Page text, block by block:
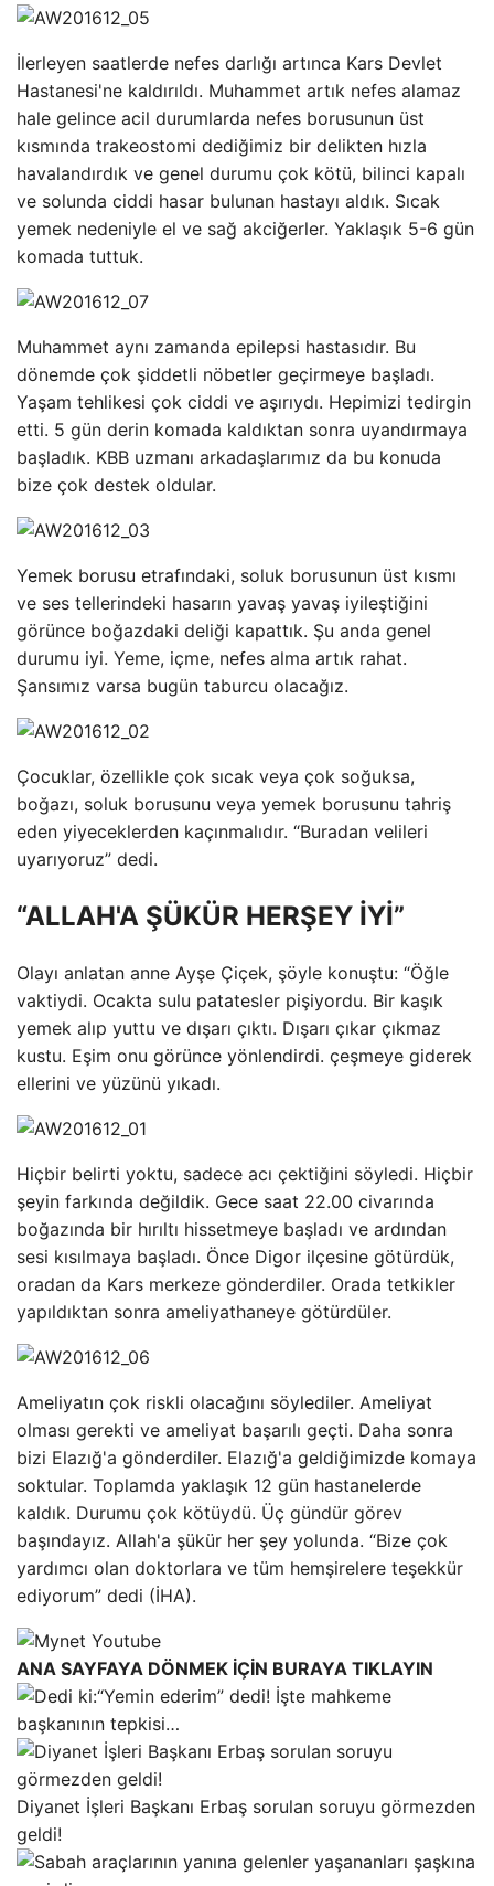
İlerleyen saatlerde nefes darlığı artınca Kars Devlet
Hastanesi'ne kaldırıldı. Muhammet artık nefes alamaz
hale gelince acil durumlarda nefes borusunun üst
kısmında trakeostomi dediğimiz bir delikten hızla
havalandırdık ve genel durumu çok kötü, bilinci kapalı
ve solunda ciddi hasar bulunan hastayı aldık. Sıcak
yemek nedeniyle el ve sağ akciğerler. Yaklaşık 5-6 gün
komada tuttuk.
Muhammet aynı zamanda epilepsi hastasıdır. Bu
dönemde çok şiddetli nöbetler geçirmeye başladı.
Yaşam tehlikesi çok ciddi ve aşırıydı. Hepimizi tedirgin
etti. 5 gün derin komada kaldıktan sonra uyandırmaya
başladık. KBB uzmanı arkadaşlarımız da bu konuda
bize çok destek oldular.
Yemek borusu etrafındaki, soluk borusunun üst kısmı
ve ses tellerindeki hasarın yavaş yavaş iyileştiğini
görünce boğazdaki deliği kapattık. Şu anda genel
durumu iyi. Yeme, içme, nefes alma artık rahat.
Şansımız varsa bugün taburcu olacağız.
Çocuklar, özellikle çok sıcak veya çok soğuksa,
boğazı, soluk borusunu veya yemek borusunu tahriş
eden yiyeceklerden kaçınmalıdır. “Buradan velileri
uyarıyoruz” dedi.
“ALLAH'A ŞÜKÜR HERŞEY İYİ”
Olayı anlatan anne Ayşe Çiçek, şöyle konuştu: “Öğle
vaktiydi. Ocakta sulu patatesler pişiyordu. Bir kaşık
yemek alıp yuttu ve dışarı çıktı. Dışarı çıkar çıkmaz
kustu. Eşim onu ​​görünce yönlendirdi. çeşmeye giderek
ellerini ve yüzünü yıkadı.
Hiçbir belirti yoktu, sadece acı çektiğini söyledi. Hiçbir
şeyin farkında değildik. Gece saat 22.00 civarında
boğazında bir hırıltı hissetmeye başladı ve ardından
sesi kısılmaya başladı. Önce Digor ilçesine götürdük,
oradan da Kars merkeze gönderdiler. Orada tetkikler
yapıldıktan sonra ameliyathaneye götürdüler.
Ameliyatın çok riskli olacağını söylediler. Ameliyat
olması gerekti ve ameliyat başarılı geçti. Daha sonra
bizi Elazığ'a gönderdiler. Elazığ'a geldiğimizde komaya
soktular. Toplamda yaklaşık 12 gün hastanelerde
kaldık. Durumu çok kötüydü. Üç gündür görev
başındayız. Allah'a şükür her şey yolunda. “Bize çok
yardımcı olan doktorlara ve tüm hemşirelere teşekkür
ediyorum” dedi (İHA).
ANA SAYFAYA DÖNMEK İÇİN BURAYA TIKLAYIN
“Yemin ederim” dedi! İşte mahkeme
başkanının tepkisi…
Diyanet İşleri Başkanı Erbaş sorulan soruyu görmezden
geldi!